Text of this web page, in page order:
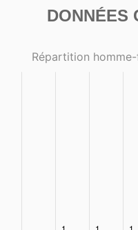
DONNÉES
Répartition